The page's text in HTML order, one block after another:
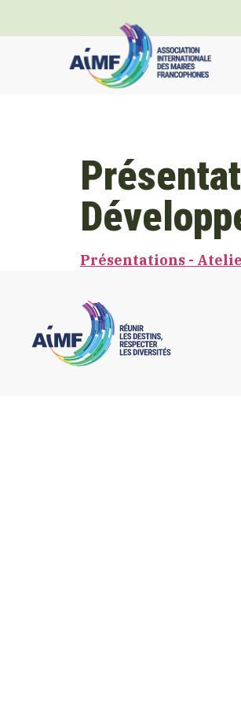
Présentations -